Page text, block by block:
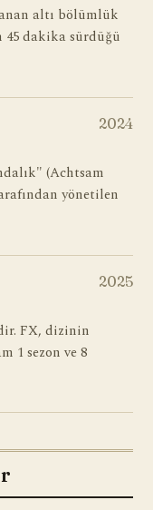
altı bölümlük
45 dakika sürdüğü
2024
(Achtsam
yönetilen
2025
FX, dizinin
1 sezon ve 8